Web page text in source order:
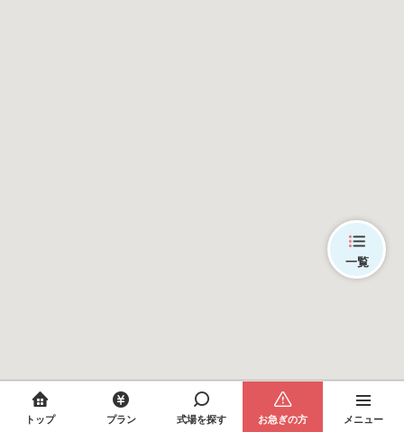
一覧
トップ プラン 式場を探す お急ぎの方 メニュー